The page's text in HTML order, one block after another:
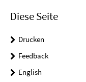
Diese Seite
Drucken
Feedback
English